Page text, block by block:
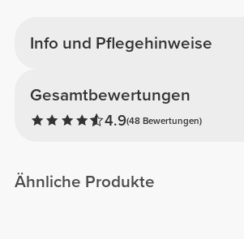
Info und Pflegehinweise
Gesamtbewertungen
4.9(48 Bewertungen)
Ähnliche Produkte